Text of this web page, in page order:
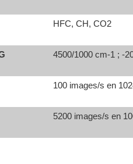
HFC, CH, CO2
4500/1000 cm-1 ; -
100 images/s en
5200 images/s en